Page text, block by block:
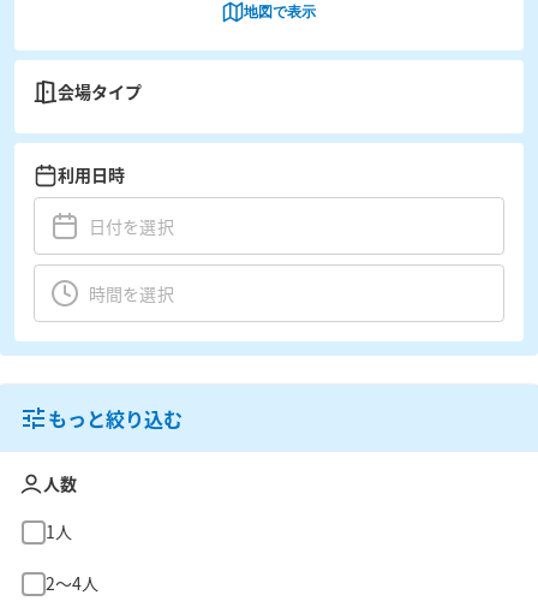
地図で表示
会場タイプ
利用日時
もっと絞り込む
人数
1人
2〜4人